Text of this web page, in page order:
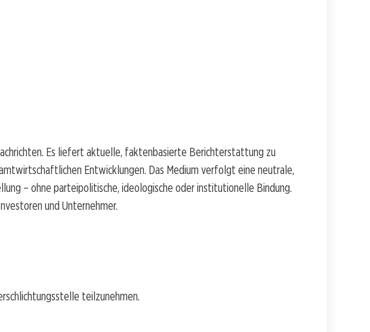
Es liefert aktuelle, faktenbasierte Berichterstattung zu
Entwicklungen. Das Medium verfolgt eine neutrale,
– ohne parteipolitische, ideologische oder institutionelle Bindung.
und Unternehmer.
teilzunehmen.